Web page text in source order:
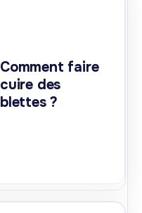
Comment faire
cuire des
blettes ?